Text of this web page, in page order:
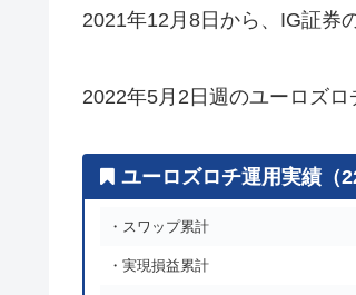
2021年12月8日から、IG証券
2022年5月2日週のユーロズロ
ユーロズロチ運用実績（
・スワップ累計
・実現損益累計